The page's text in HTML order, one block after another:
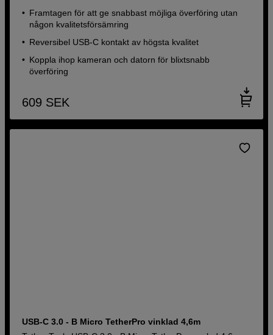
Framtagen för att ge snabbast möjliga överföring utan
någon kvalitetsförsämring
Reversibel USB-C kontakt av högsta kvalitet
Koppla ihop kameran och datorn för blixtsnabb
överföring
609 SEK
USB-C 3.0 - B Micro TetherPro vinklad 4,6m